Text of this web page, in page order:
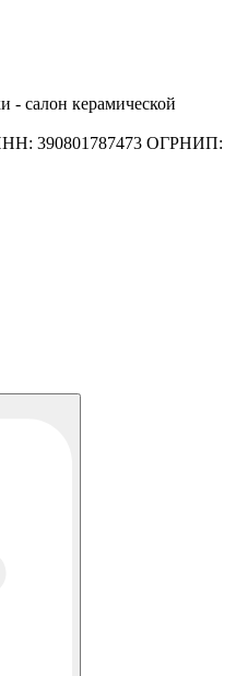
- салон керамической
390801787473 ОГРНИП: